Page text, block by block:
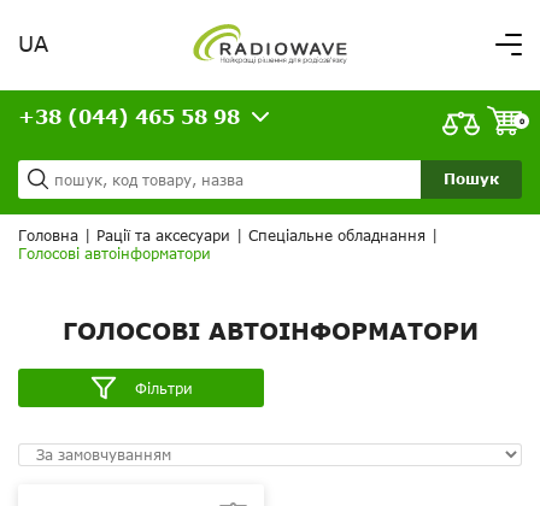
Вітаємо,
увійдіть в особистий кабінет
Доставка та оплата
Кредит
Статті
Контакти
ВАШЕ ЗАМОВЛЕННЯ
UA
Пошук
+38 (044) 465 58 98 0
Головна Рації та аксесуари Спеціальне обладнання
Голосові автоінформатори
ГОЛОСОВІ АВТОІНФОРМАТОРИ
Фільтри